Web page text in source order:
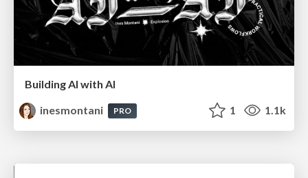
Building AI with AI
inesmontani
PRO 1 1.1k